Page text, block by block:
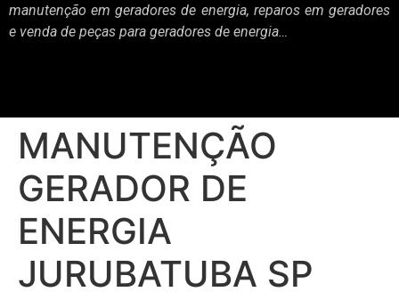
manutenção em geradores de energia, reparos em geradores
e venda de peças para geradores de energia…
MANUTENÇÃO
GERADOR DE
ENERGIA
JURUBATUBA SP